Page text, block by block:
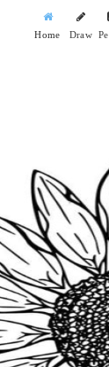
Home Draw